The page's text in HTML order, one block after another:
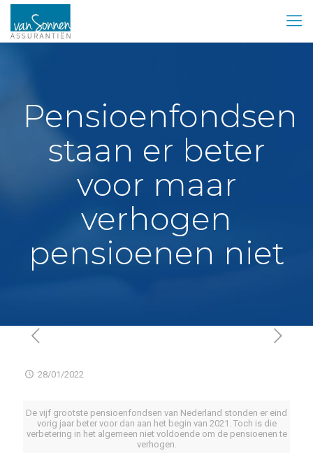
Pensioenfondsen
staan er beter
voor maar
verhogen
pensioenen niet
28/01/2022
De vijf grootste pensioenfondsen van Nederland stonden er eind
vorig jaar beter voor dan aan het begin van 2021. Toch is die
verbetering in het algemeen niet voldoende om de pensioenen te
verhogen.